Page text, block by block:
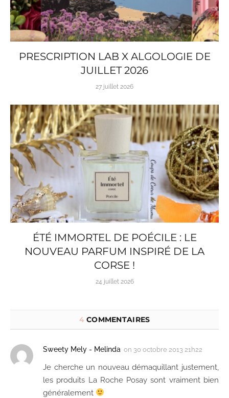
PRESCRIPTION LAB X ALGOLOGIE DE
JUILLET 2026
27 juillet 2026
ÉTÉ IMMORTEL DE POÉCILE : LE
NOUVEAU PARFUM INSPIRÉ DE LA
CORSE !
24 juillet 2026
4COMMENTAIRES
Sweety Mely - Melinda on 30 octobre 2013 21h22
Je cherche un nouveau démaquillant justement,
les produits La Roche Posay sont vraiment bien
généralement